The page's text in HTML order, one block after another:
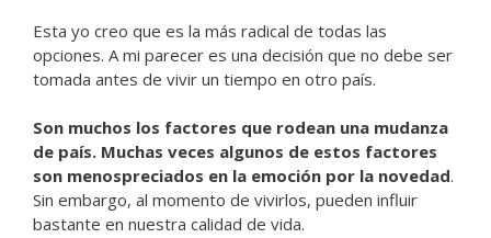
Esta yo creo que es la más radical de todas las
opciones. A mi parecer es una decisión que no debe ser
tomada antes de vivir un tiempo en otro país.
Son muchos los factores que rodean una mudanza
de país. Muchas veces algunos de estos factores
son menospreciados en la emoción por la novedad.
Sin embargo, al momento de vivirlos, pueden influir
bastante en nuestra calidad de vida.